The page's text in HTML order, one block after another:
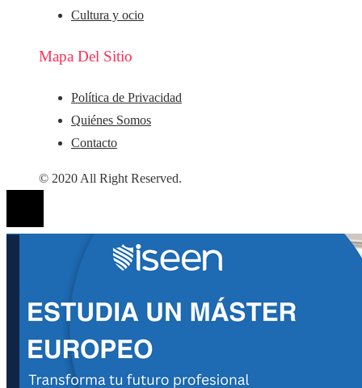
Cultura y ocio
Mapa Del Sitio
Política de Privacidad
Quiénes Somos
Contacto
© 2020 All Right Reserved.